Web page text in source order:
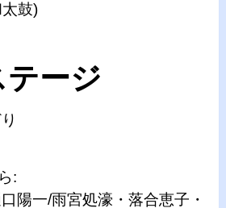
鼓)
ージ
:
陽一/雨宮処濠・落合恵子・